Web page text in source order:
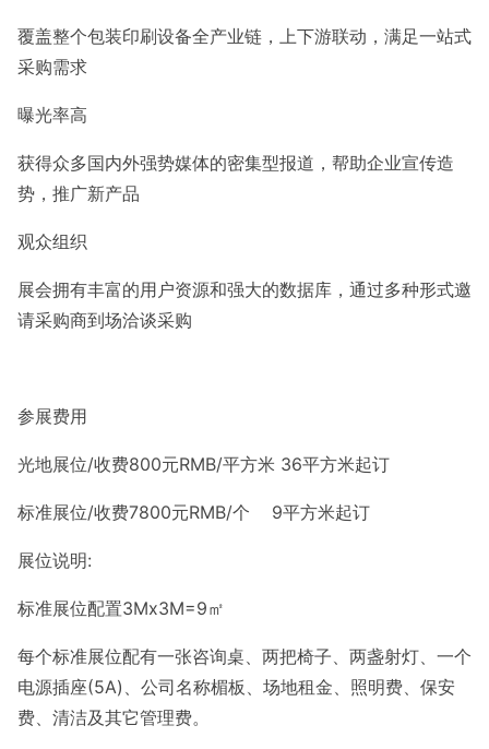
覆盖整个包装印刷设备全产业链，上下游联动，满足一站式
采购需求
曝光率高
获得众多国内外强势媒体的密集型报道，帮助企业宣传造
势，推广新产品
观众组织
展会拥有丰富的用户资源和强大的数据库，通过多种形式邀
请采购商到场洽谈采购
参展费用
光地展位/收费800元RMB/平方米 36平方米起订
标准展位/收费7800元RMB/个 9平方米起订
展位说明:
标准展位配置3Mx3M=9㎡
每个标准展位配有一张咨询桌、两把椅子、两盏射灯、一个
电源插座(5A)、公司名称楣板、场地租金、照明费、保安
费、清洁及其它管理费。